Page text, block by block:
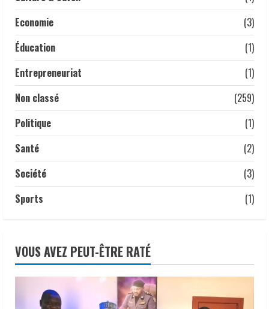
Economie
(3)
Éducation
(1)
Entrepreneuriat
(1)
Non classé
(259)
Politique
(1)
Santé
(2)
Société
(3)
Sports
(1)
VOUS AVEZ PEUT-ÊTRE RATÉ